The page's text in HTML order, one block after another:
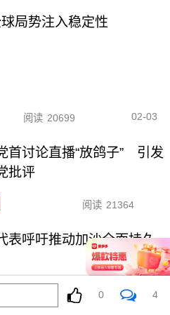
局势注入稳定性
阅读 20699 02-03
首讨论直播“放鸽子” 引发
批评
阅读 21364
表呼吁推动加沙全面持久
阅读 20122
0 4